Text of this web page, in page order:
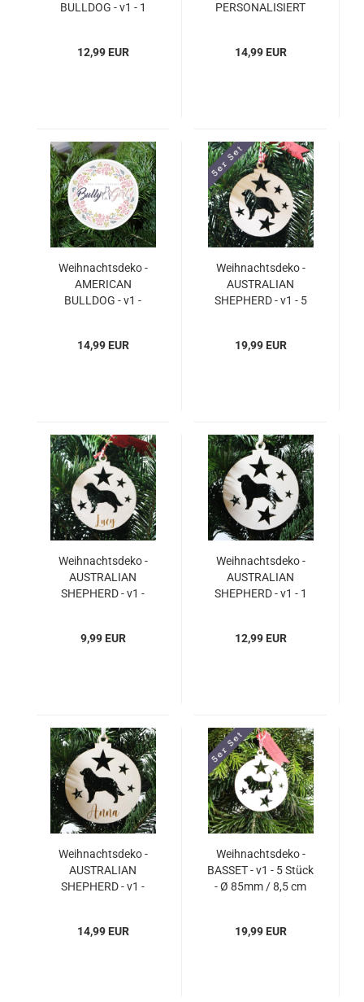
BULLDOG - v1 - 1
12,99 EUR
PERSONALISIERT
14,99 EUR
Weihnachtsdeko -
AMERICAN
BULLDOG - v1 -
Ø 140mm / 14 cm
14,99 EUR
Weihnachtsdeko -
AUSTRALIAN
SHEPHERD - v1 - 5
19,99 EUR
Weihnachtsdeko -
AUSTRALIAN
SHEPHERD - v1 -
Ø 85mm / 8,5 cm
9,99 EUR
Weihnachtsdeko -
AUSTRALIAN
SHEPHERD - v1 - 1
12,99 EUR
Weihnachtsdeko -
AUSTRALIAN
SHEPHERD - v1 -
Ø 140mm / 14 cm
14,99 EUR
Weihnachtsdeko -
BASSET - v1 - 5 Stück
- Ø 85mm / 8,5 cm
19,99 EUR